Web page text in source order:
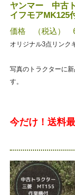
ヤンマー 中古
イフモアMK125
価格 （税込）
オリジナル3点リンク
写真のトラクターに
す。
今だけ！送料